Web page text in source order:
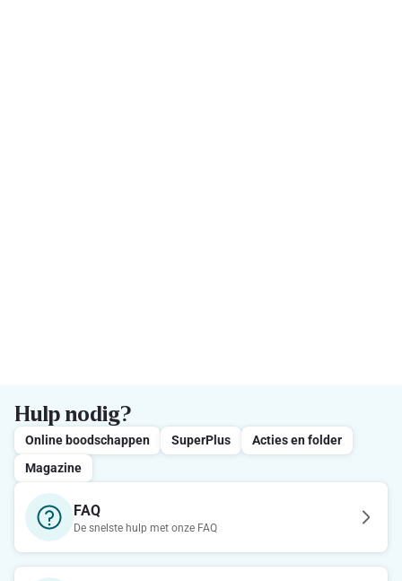
Hulp nodig?
Online boodschappen SuperPlus
Acties en folder
Magazine
FAQ
De snelste hulp met onze FAQ